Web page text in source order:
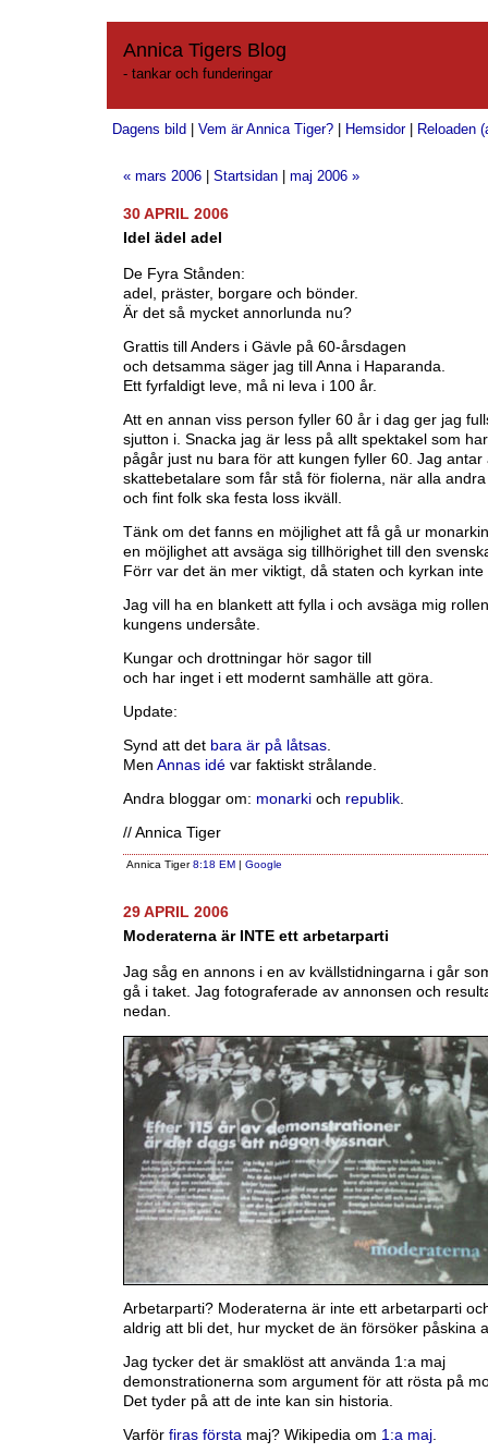
Annica Tigers Blog
- tankar och funderingar
Dagens bild Vem är Annica Tiger? Hemsidor| Reloaden
« mars 2006 Startsidan maj 2006 »
30 APRIL 2006
Idel ädel adel
De Fyra Stånden:
adel, präster, borgare och bönder.
Är det så mycket annorlunda nu?
Grattis till Anders i Gävle på 60-årsdagen
och detsamma säger jag till Anna i Haparanda.
Ett fyrfaldigt leve, må ni leva i 100 år.
Att en annan viss person fyller 60 år i dag ger jag
sjutton i. Snacka jag är less på allt spektakel som
pågår just nu bara för att kungen fyller 60. Jag antar
skattebetalare som får stå för fiolerna, när alla
och fint folk ska festa loss ikväll.
Tänk om det fanns en möjlighet att få gå ur
en möjlighet att avsäga sig tillhörighet till den
Förr var det än mer viktigt, då staten och kyrkan
Jag vill ha en blankett att fylla i och avsäga mig
kungens undersåte.
Kungar och drottningar hör sagor till
och har inget i ett modernt samhälle att göra.
Update:
Synd att det bara är på låtsas.
Men Annas idé var faktiskt strålande.
Andra bloggar om: monarki och republik.
// Annica Tiger
Annica Tiger8:18 EM | Google
29 APRIL 2006
Moderaterna är INTE ett arbetarparti
Jag såg en annons i en av kvällstidningarna i går
gå i taket. Jag fotograferade av annonsen och
nedan.
Arbetarparti? Moderaterna är inte ett arbetarparti
aldrig att bli det, hur mycket de än försöker påskina
Jag tycker det är smaklöst att använda 1:a maj
demonstrationerna som argument för att rösta på
Det tyder på att de inte kan sin historia.
Varför firas första maj? Wikipedia om 1:a maj.